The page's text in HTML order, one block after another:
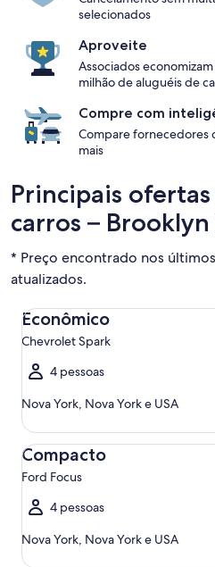
selecionados
Aproveite
Associados
milhão de aluguéis de
Compre com
Compare fornecedores
mais
Principais
carros –
* Preço encontrado nos
atualizados.
Econômico
Chevrolet Spark
4 pessoas
Nova York, Nova York e USA
Econômico Chevrolet Spark
Compacto
Ford Focus
4 pessoas
Nova York, Nova York e USA
Compacto Ford Focus